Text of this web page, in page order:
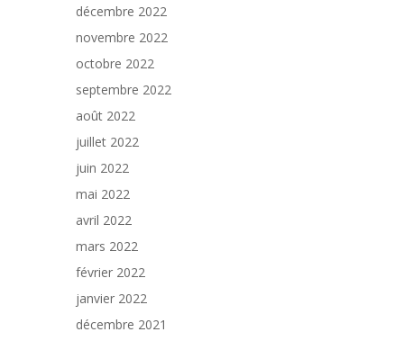
décembre 2022
novembre 2022
octobre 2022
septembre 2022
août 2022
juillet 2022
juin 2022
mai 2022
avril 2022
mars 2022
février 2022
janvier 2022
décembre 2021